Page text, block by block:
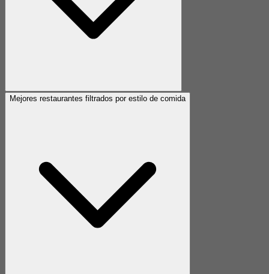
Mejores restaurantes filtrados por estilo de comida